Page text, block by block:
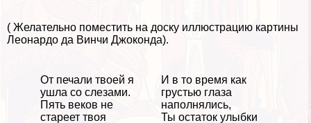
( Желательно поместить на доску иллюстрацию картины
Леонардо да Винчи Джоконда).
От печали твоей я
ушла со слезами.
Пять веков не
стареет твоя
И в то время как
грустью глаза
наполнялись,
Ты остаток улыбки